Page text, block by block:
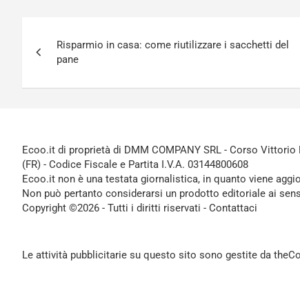
articoli
Risparmio in casa: come riutilizzare i sacchetti del
pane
Ecoo.it di proprietà di DMM COMPANY SRL - Corso Vittorio
(FR) - Codice Fiscale e Partita I.V.A. 03144800608
Ecoo.it non è una testata giornalistica, in quanto viene
Non può pertanto considerarsi un prodotto editoriale ai
Copyright ©2026 - Tutti i diritti riservati - Contattaci
Le attività pubblicitarie su questo sito sono gestite da